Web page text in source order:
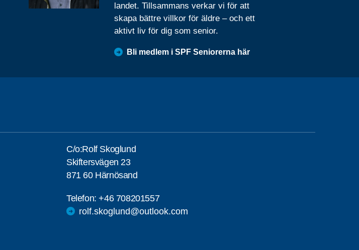
landet. Tillsammans verkar vi för att
skapa bättre villkor för äldre – och ett
aktivt liv för dig som senior.
Bli medlem i SPF Seniorerna här
C/o:Rolf Skoglund
Skiftersvägen 23
871 60 Härnösand
Telefon:+46 708201557
rolf.skoglund@outlook.com